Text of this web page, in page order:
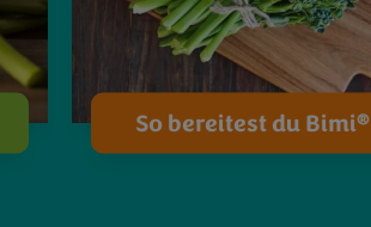
So bereitest du Bimi®